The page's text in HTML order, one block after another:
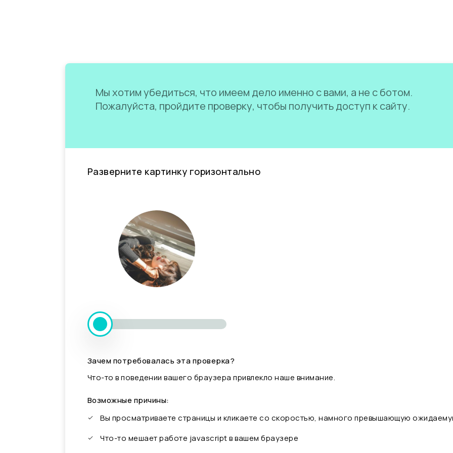
Мы хотим убедиться, что имеем дело именно с вами, а не с ботом.
Пожалуйста, пройдите проверку, чтобы получить доступ к сайту.
Разверните картинку горизонтально
Зачем потребовалась эта проверка?
Что-то в поведении вашего браузера привлекло наше внимание.
Возможные причины:
Вы просматриваете страницы и кликаете со скоростью, намного превышающую
Что-то мешает работе javascript в вашем браузере